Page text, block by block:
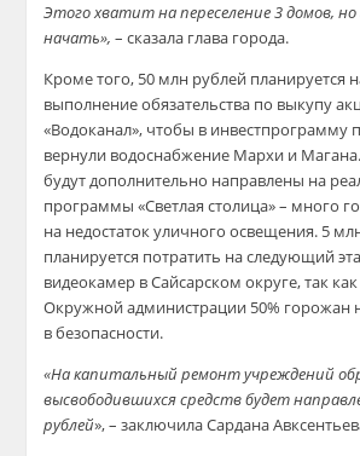
Этого хватит на переселение 3 домов, но
начать», – сказала глава города.
Кроме того, 50 млн рублей планируется
выполнение обязательства по выкупу
«Водоканал», чтобы в инвестпрограмму
вернули водоснабжение Мархи и
будут дополнительно направлены на
программы «Светлая столица» – много
на недостаток уличного освещения. 5
планируется потратить на следующий
видеокамер в Сайсарском округе, так
Окружной администрации 50% горожан
в безопасности.
«На капитальный ремонт учреждений
высвободившихся средств будет
рублей», – заключила Сардана